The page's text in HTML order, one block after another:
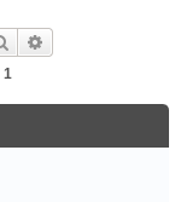
Zoek
1